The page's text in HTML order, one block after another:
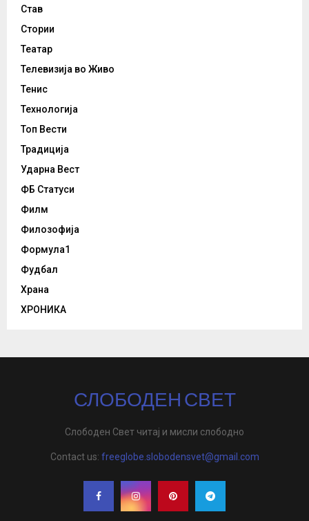
Став
Стории
Театар
Телевизија во Живо
Тенис
Технологија
Топ Вести
Традиција
Ударна Вест
ФБ Статуси
Филм
Филозофија
Формула1
Фудбал
Храна
ХРОНИКА
СЛОБОДЕН СВЕТ
Слободен Свет читај и мисли слободно
Contact us: freeglobe.slobodensvet@gmail.com